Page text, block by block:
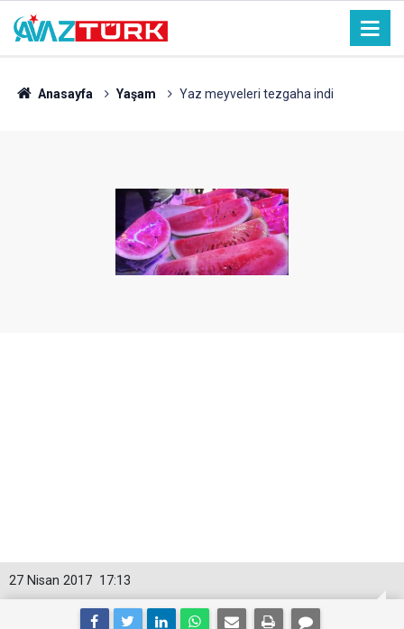
Anasayfa Yaşam Yaz meyveleri tezgaha indi
17:13
27 Nisan 2017